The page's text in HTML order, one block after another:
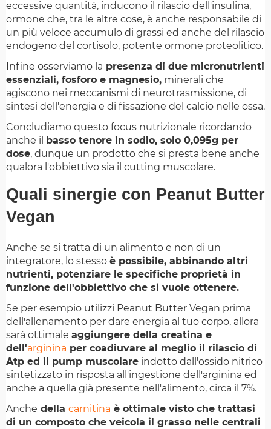
eccessive quantità, inducono il rilascio dell'insulina,
ormone che, tra le altre cose, è anche responsabile di
un più veloce accumulo di grassi ed anche del rilascio
endogeno del cortisolo, potente ormone proteolitico.
Infine osserviamo la presenza di due micronutrienti
essenziali, fosforo e magnesio, minerali che
agiscono nei meccanismi di neurotrasmissione, di
sintesi dell'energia e di fissazione del calcio nelle ossa.
Concludiamo questo focus nutrizionale ricordando
anche il
basso tenore in sodio, solo 0,095g per
dose, dunque un prodotto che si presta bene anche
qualora l'obbiettivo sia il cutting muscolare.
Quali sinergie con Peanut Butter
Vegan
Anche se si tratta di un alimento e non di un
integratore, lo stesso è possibile, abbinando altri
nutrienti, potenziare le specifiche proprietà in
funzione dell'obbiettivo che si vuole ottenere.
Se per esempio utilizzi Peanut Butter Vegan prima
dell'allenamento per dare energia al tuo corpo, allora
sarà ottimale aggiungere della creatina e
dell'arginina per coadiuvare al meglio il rilascio di
Atp ed il pump muscolare indotto dall'ossido nitrico
sintetizzato in risposta all'ingestione dell'arginina ed
anche a quella già presente nell'alimento, circa il 7%.
Anche della carnitina è ottimale visto che trattasi
di un composto che veicola il grasso nelle centrali